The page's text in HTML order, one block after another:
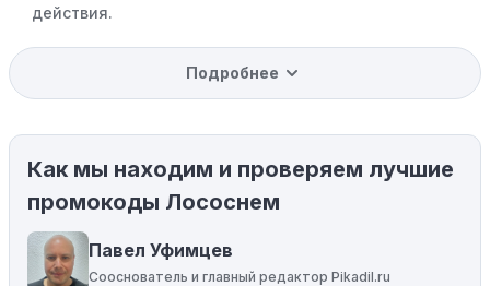
действия.
Уже со скидкой:В некоторых случаях интересующий
вас товар может быть уже со скидкой. Некоторые
магазины предлагают скидки и акции напрямую, без
Ограничения на использование промокода:
Некоторые промокоды распространяются только на
определенные товары, бренды или категории. Если вы
пытаетесь применить код к товару, не
соответствующему критериям, он не сработает.
Подробнее
Как мы находим и проверяем лучшие
промокоды Лососнем
Павел Уфимцев
Сооснователь и главный редактор Pikadil.ru